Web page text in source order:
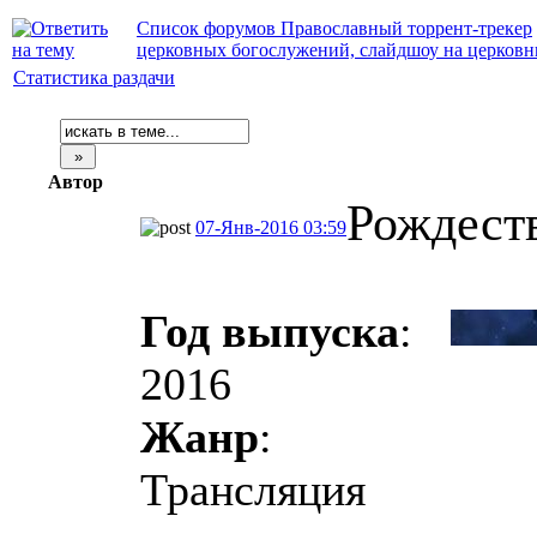
Список форумов Православный торрент-трекер
церковных богослужений, слайдшоу на
Статистика раздачи
Автор
07-Янв-2016 03:59
Год выпуска:
2016
Жанр:
Трансляция